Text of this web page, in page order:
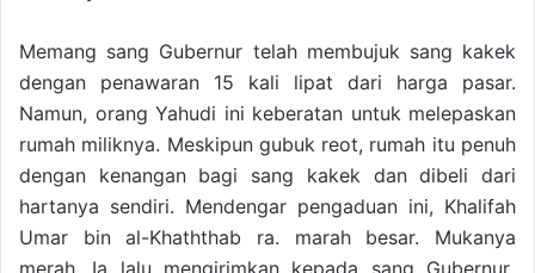
Memang sang Gubernur telah membujuk sang kakek
dengan penawaran 15 kali lipat dari harga pasar.
Namun, orang Yahudi ini keberatan untuk melepaskan
rumah miliknya. Meskipun gubuk reot, rumah itu penuh
dengan kenangan bagi sang kakek dan dibeli dari
hartanya sendiri. Mendengar pengaduan ini, Khalifah
Umar bin al-Khaththab ra. marah besar. Mukanya